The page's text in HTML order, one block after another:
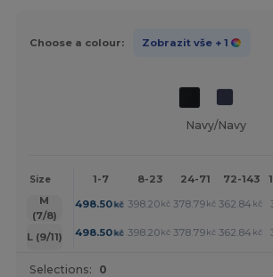
Choose a colour: Zobrazit vše + 1
Navy/Navy
Size 1-7 8-23 24-71 72-143
M
(7/8)
498.50kč 398.20 kč 378.79 kč 362.84 kč
L (9/11)
498.50kč 398.20 kč 378.79 kč 362.84 kč
Selections: 0